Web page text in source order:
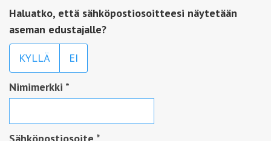
Haluatko, että sähköpostiosoitteesi näytetään
aseman edustajalle?
KYLLÄ EI
Nimimerkki *
Sähköpostiosoite *